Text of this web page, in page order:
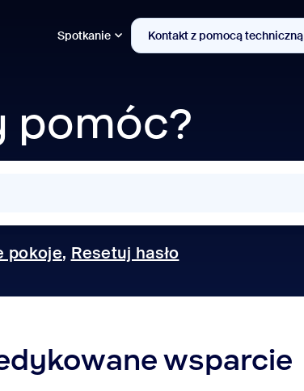
Spotkanie Kontakt z pomocą techniczną
pomóc?
pokoje, Resetuj hasło
wsparcie